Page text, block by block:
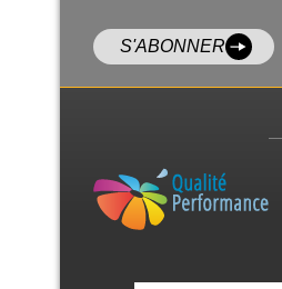
S'ABONNER